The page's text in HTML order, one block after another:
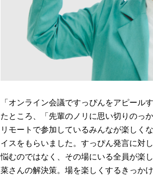
「オンライン会議ですっぴんをアピー
たところ、「先輩のノリに思い切りのっ
リモートで参加しているみんなが楽しく
イスをもらいました。すっぴん発言に対
悩むのではなく、その場にいる全員が楽
菜さんの解決策。場を楽しくするきっか